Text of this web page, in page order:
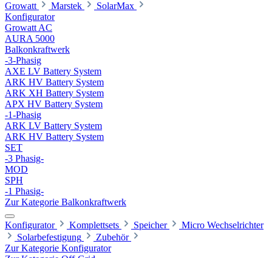
Growatt Marstek
SolarMax
Konfigurator
Growatt AC
AURA 5000
Balkonkraftwerk
-3-Phasig
AXE LV Battery System
ARK HV Battery System
ARK XH Battery System
APX HV Battery System
-1-Phasig
ARK LV Battery System
ARK HV Battery System
SET
-3 Phasig-
MOD
SPH
-1 Phasig-
Zur Kategorie Balkonkraftwerk
Konfigurator Komplettsets Speicher
Micro Wechselrichter
Solarbefestigung
Zubehör
Zur Kategorie Konfigurator